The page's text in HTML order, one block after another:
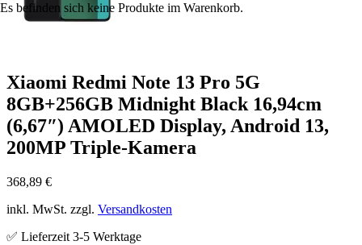
Es befinden sich keine Produkte im Warenkorb.
Xiaomi Redmi Note 13 Pro 5G
8GB+256GB Midnight Black 16,94cm
(6,67″) AMOLED Display, Android 13,
200MP Triple-Kamera
368,89 €
inkl. MwSt. zzgl. Versandkosten
✅ Lieferzeit 3-5 Werktage